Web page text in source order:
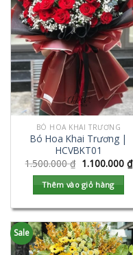
BÓ HOA KHAI TRƯƠNG
Bó Hoa Khai Trương |
HCVBKT01
1.500.000₫ 1.100.000 ₫
Thêm vào giỏ hàng
Sale